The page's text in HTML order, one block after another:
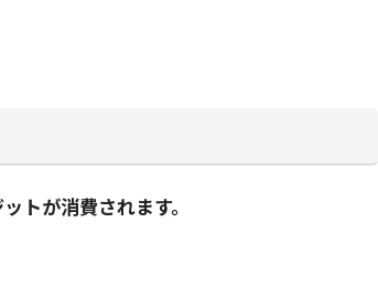
トが消費されます。